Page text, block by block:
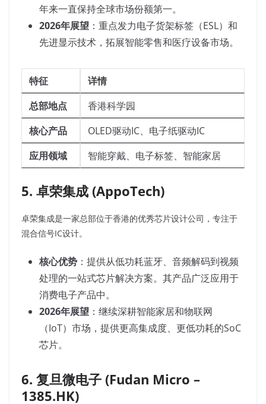
年来一直保持全球市场份额第一。
2026年展望 ：重点发力电子货架标签（ESL）和
先进显示技术，拓展智能零售和医疗设备市场。
特征
详情
总部地点
香港科学园
核心产品
OLED驱动IC、电子纸驱动IC
应用领域
智能穿戴、电子标签、智能家居
5. 卓荣集成 (AppoTech)
卓荣集成是一家总部位于香港的优秀芯片设计公司，专注于
混合信号IC设计。
核心优势 ：提供从低功耗蓝牙、音频解码到视频
处理的一站式芯片解决方案。其产品广泛应用于
消费电子产品中。
2026年展望 ：继续深耕智能家居和物联网
（IoT）市场，提供更高集成度、更低功耗的SoC
芯片。
6. 复旦微电子 (Fudan Micro –
1385.HK)